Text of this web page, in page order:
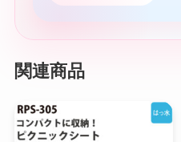
関連商品